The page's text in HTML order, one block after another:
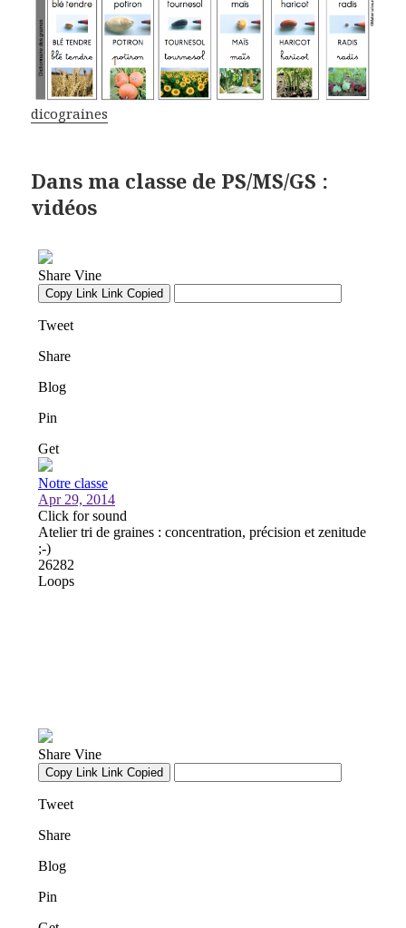
dicograines
Dans ma classe de PS/MS/GS :
vidéos